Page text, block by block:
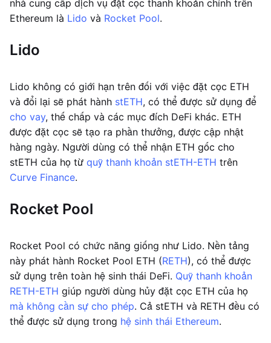
nhà cung cấp dịch vụ đặt cọc thanh khoản chính trên
Ethereum là Lido và Rocket Pool.
Lido
Lido không có giới hạn trên đối với việc đặt cọc ETH
và đổi lại sẽ phát hành stETH, có thể được sử dụng để
cho vay, thế chấp và các mục đích DeFi khác. ETH
được đặt cọc sẽ tạo ra phần thưởng, được cập nhật
hàng ngày. Người dùng có thể nhận ETH gốc cho
stETH của họ từ quỹ thanh khoản stETH-ETH trên
Curve Finance.
Rocket Pool
Rocket Pool có chức năng giống như Lido. Nền tảng
này phát hành Rocket Pool ETH (RETH), có thể được
sử dụng trên toàn hệ sinh thái DeFi. Quỹ thanh khoản
RETH-ETH giúp người dùng hủy đặt cọc ETH của họ
mà không cần sự cho phép. Cả stETH và RETH đều có
thể được sử dụng trong hệ sinh thái Ethereum.